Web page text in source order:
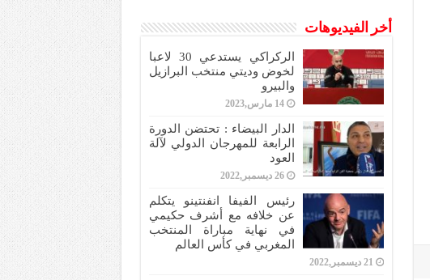
أخر الفيديوهات
الركراكي يستدعي 30 لاعبا
لخوض وديتي منتخب البرازيل
والبيرو
14 مارس,2023
الدار البيضاء : تحتضن الدورة
الرابعة للمهرجان الدولي لآلة
العود
26 ديسمبر,2022
رئيس الفيفا انفنتينو يتكلم
عن خلافه مع أشرف حكيمي
في نهاية مباراة المنتخب
المغربي في كأس العالم
21 ديسمبر,2022